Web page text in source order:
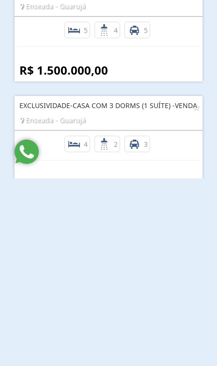
Enseada - Guarujá
5 4 5
R$ 1.500.000,00
EXCLUSIVIDADE-CASA COM 3 DORMS (1 SUÍTE) -VENDA
Enseada - Guarujá
4 2 3
R$ 1.100.000,00